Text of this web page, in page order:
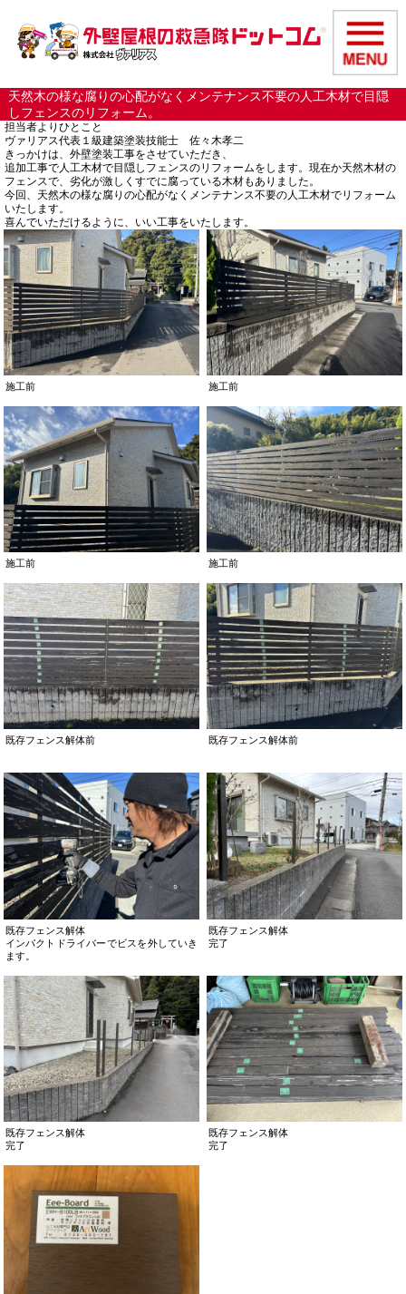
天然木の様な腐りの心配がなくメンテナンス不要の人工木材で目隠
しフェンスのリフォーム。
担当者よりひとこと
ヴァリアス代表１級建築塗装技能士 佐々木孝二
きっかけは、外壁塗装工事をさせていただき、
追加工事で人工木材で目隠しフェンスのリフォームをします。現在か天然木材の
フェンスで、劣化が激しくすでに腐っている木材もありました。
今回、天然木の様な腐りの心配がなくメンテナンス不要の人工木材でリフォーム
いたします。
喜んでいただけるように、いい工事をいたします。
施工前 施工前
施工前 施工前
既存フェンス解体前 既存フェンス解体前
既存フェンス解体
インパクトドライバーでビスを外していき
ます。
既存フェンス解体
完了
既存フェンス解体
完了
既存フェンス解体
完了